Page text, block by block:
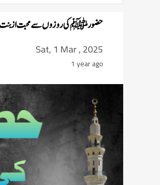
حضور ﷺ کی روزوں سے محبت از بنت
Sat, 1 Mar , 2025
1 year ago